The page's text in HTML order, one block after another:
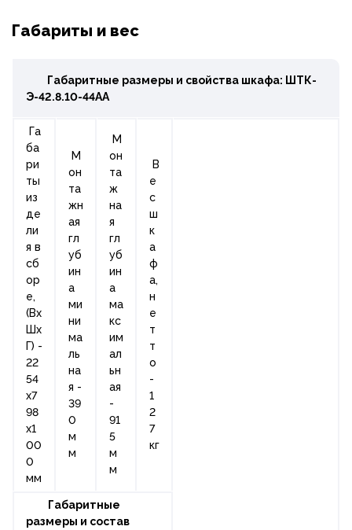
Габариты и вес
Габаритные размеры и свойства шкафа: ШТК-
Э-42.8.10-44АА
Га
ба
ри
ты
из
де
ли
я в
сб
ор
е,
(Вх
Шх
Г) -
22
54
х7
98
х1
00
0
мм
М
он
та
жн
ая
гл
уб
ин
а
ми
ни
ма
ль
на
я -
39
0
м
м
М
он
та
ж
на
я
гл
уб
ин
а
ма
кс
им
ал
ьн
ая
-
91
5
м
м
В
е
с
ш
к
а
ф
а,
н
е
т
т
о
-
1
2
7
кг
Габаритные
размеры и состав